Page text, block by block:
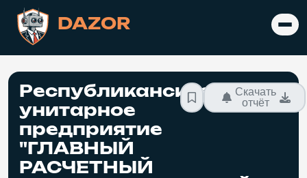
DAZOR
Республиканское
унитарное
предприятие
"ГЛАВНЫЙ
РАСЧЕТНЫЙ
Скачать
отчёт